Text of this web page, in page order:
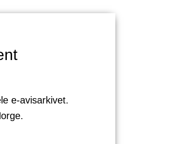
e-avisarkivet.